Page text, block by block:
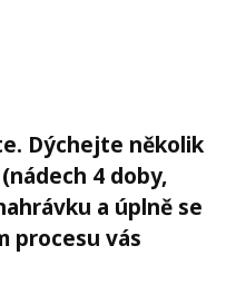
Dýchejte několik
4 doby,
a úplně se
procesu vás